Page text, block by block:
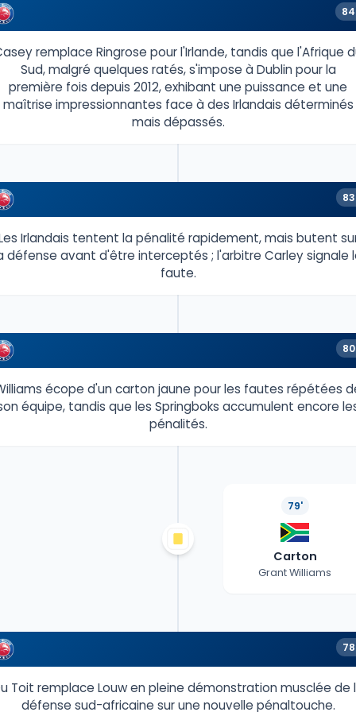
remplace Ringrose pour l'Irlande, tandis que l'Afrique
Sud, malgré quelques ratés, s'impose à Dublin pour la
première fois depuis 2012, exhibant une puissance et une
maîtrise impressionnantes face à des Irlandais déterminés
mais dépassés.
Irlandais tentent la pénalité rapidement, mais butent
défense avant d'être interceptés ; l'arbitre Carley signale
faute.
écope d'un carton jaune pour les fautes répétées
équipe, tandis que les Springboks accumulent encore
pénalités.
79'
Carton
Grant Williams
Toit remplace Louw en pleine démonstration musclée de
défense sud-africaine sur une nouvelle pénaltouche.